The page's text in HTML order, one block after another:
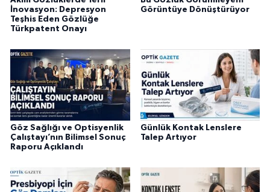
İnovasyon: Depresyon
Teşhis Eden Gözlüğe
Türkpatent Onayı
Görüntüye Dönüştürüyor
Göz Sağlığı ve Optisyenlik
Çalıştayı’nın Bilimsel Sonuç
Raporu Açıklandı
Günlük Kontak Lenslere
Talep Artıyor